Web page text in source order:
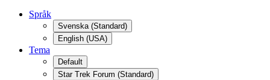
Språk
Svenska (Standard)
English (USA)
Tema
Default
Star Trek Forum (Standard)